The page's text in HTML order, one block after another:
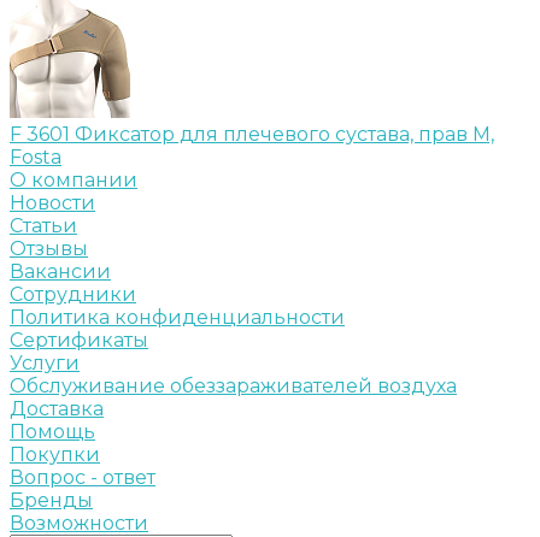
F 3601 Фиксатор для плечевого сустава, прав M,
Fosta
О компании
Новости
Статьи
Отзывы
Вакансии
Сотрудники
Политика конфиденциальности
Сертификаты
Услуги
Обслуживание обеззараживателей воздуха
Доставка
Помощь
Покупки
Вопрос - ответ
Бренды
Возможности